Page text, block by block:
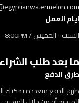
ايام العمل
السبت - الخميس / 10:00AM - 8:00PM
ما بعد طلب الشراء
طرق الدفع
طرق الدفع متعددة يمكنك